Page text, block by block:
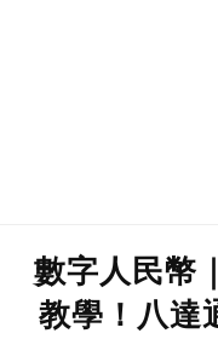
數字人民幣
教學！八達